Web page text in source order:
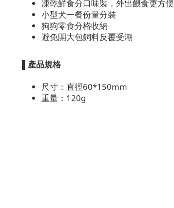
凍乾鮮食分口味裝，外出餵食更方便
小型犬一餐份量分裝
狗狗零食分格收納
避免開大包飼料反覆受潮
產品規格
尺寸：直徑60*150mm
重量：120g